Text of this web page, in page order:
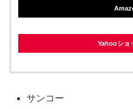
Yahooショ
サンコー